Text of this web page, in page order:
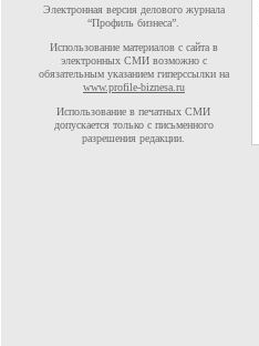
Электронная версия делового журнала
“Профиль бизнеса”.
Использование материалов с сайта в
электронных СМИ возможно с
обязательным указанием гиперссылки на
www.profile-biznesa.ru
Использование в печатных СМИ
допускается только с письменного
разрешения редакции.